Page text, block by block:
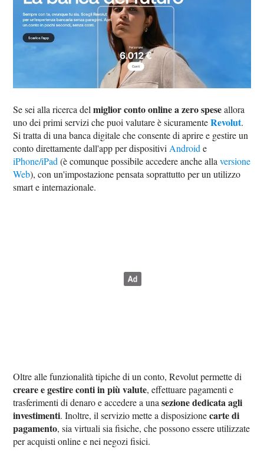
Se sei alla ricerca delmiglior conto online a zero speseallora
uno dei primi servizi che puoi valutare è sicuramenteRevolut.
Si tratta di una banca digitale che consente di aprire e gestire un
conto direttamente dall'app per dispositiviAndroide
iPhone/iPad(è comunque possibile accedere anche allaversione
Web), con un'impostazione pensata soprattutto per un utilizzo
smart e internazionale.
Oltre alle funzionalità tipiche di un conto, Revolut permette di
creare e gestire conti in più valute, effettuare pagamenti e
trasferimenti di denaro e accedere a unasezione dedicata agli
investimenti. Inoltre, il servizio mette a disposizionecarte di
pagamento, sia virtuali sia fisiche, che possono essere utilizzate
per acquisti online e nei negozi fisici.